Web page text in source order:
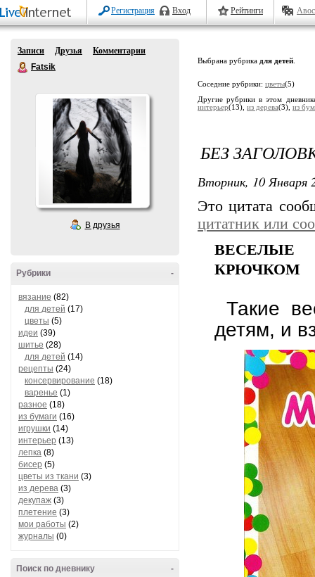
Регистрация Вход Рейтинги
Записи Друзья
Комментарии
Fatsik
В друзья
-
Рубрики
вязание (82)
для детей (17)
цветы (5)
идеи (39)
шитье (28)
для детей (14)
рецепты (24)
консервирование (18)
варенье (1)
разное (18)
из бумаги (16)
игрушки (14)
интерьер (13)
лепка (8)
бисер (5)
цветы из ткани (3)
из дерева (3)
декупаж (3)
плетение (3)
мои работы (2)
журналы (0)
-
Поиск по дневнику
Выбрана рубрика для детей
Соседние рубрики: цветы(5)
Другие рубрики в этом
интерьер(13), из дерева(3), из
БЕЗ
Вторник, 10 Января
Это цитата
цитатник или
ВЕСЕЛЫЕ
КРЮЧКОМ
Такие
детям, и